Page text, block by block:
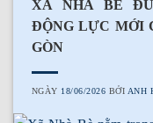
XÃ NHÀ BÈ
ĐỘNG LỰC MỚI
GÒN
NGÀY 18/06/2026 BỞI ANH